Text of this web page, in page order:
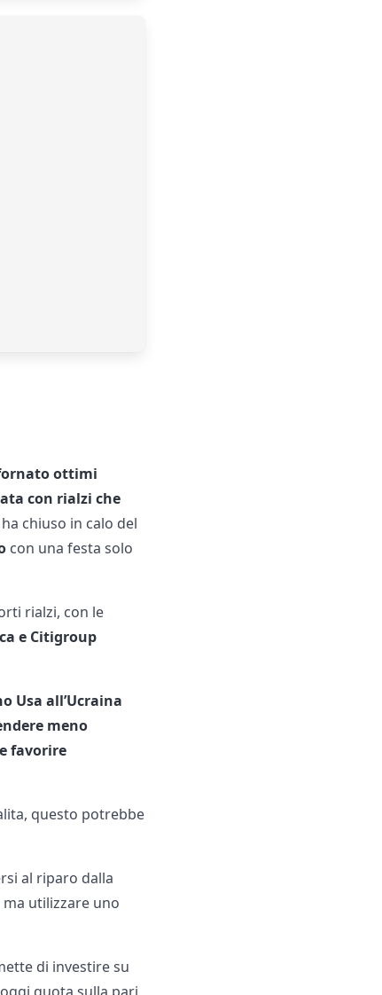
ottimi
con rialzi che
chiuso in calo del
con una festa solo
rialzi, con le
e Citigroup
Usa all’Ucraina
meno
favorire
questo potrebbe
al riparo dalla
utilizzare uno
di investire su